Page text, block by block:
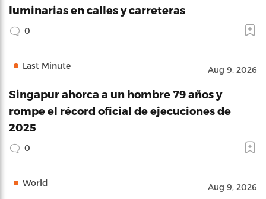
luminarias en calles y carreteras
0
Last Minute Aug 9, 2026
Singapur ahorca a un hombre 79 años y
rompe el récord oficial de ejecuciones de
2025
0
World Aug 9, 2026